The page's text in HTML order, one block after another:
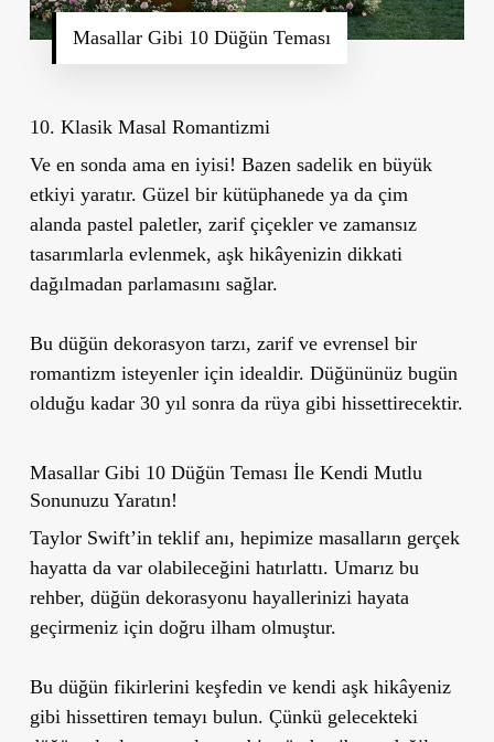
Masallar Gibi 10 Düğün Teması
10. Klasik Masal Romantizmi
Ve en sonda ama en iyisi! Bazen sadelik en büyük
etkiyi yaratır. Güzel bir kütüphanede ya da çim
alanda pastel paletler, zarif çiçekler ve zamansız
tasarımlarla evlenmek, aşk hikâyenizin dikkati
dağılmadan parlamasını sağlar.
Bu düğün dekorasyon tarzı, zarif ve evrensel bir
romantizm isteyenler için idealdir. Düğününüz bugün
olduğu kadar 30 yıl sonra da rüya gibi hissettirecektir.
Masallar Gibi 10 Düğün Teması İle Kendi Mutlu
Sonunuzu Yaratın!
Taylor Swift’in teklif anı, hepimize masalların gerçek
hayatta da var olabileceğini hatırlattı. Umarız bu
rehber, düğün dekorasyonu hayallerinizi hayata
geçirmeniz için doğru ilham olmuştur.
Bu düğün fikirlerini keşfedin ve kendi aşk hikâyeniz
gibi hissettiren temayı bulun. Çünkü gelecekteki